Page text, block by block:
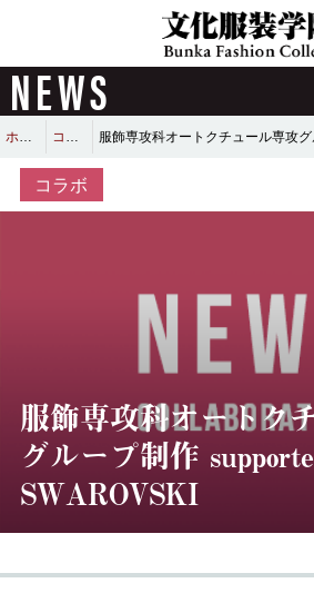
NEWS
ホーム コラボ
コラボ
服飾専攻科オートク
グループ制作
SWAROVSKI